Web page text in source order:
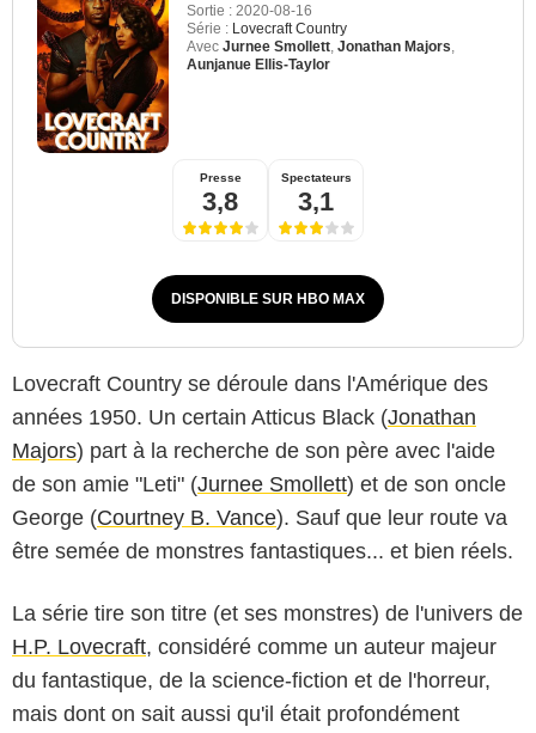
Sortie : 2020-08-16
Série : Lovecraft Country
Avec Jurnee Smollett Jonathan Majors
Aunjanue Ellis-Taylor
Presse
3,8
Spectateurs
3,1
DISPONIBLE SUR HBO MAX
Lovecraft Country se déroule dans l'Amérique des
années 1950. Un certain Atticus Black (Jonathan
Majors) part à la recherche de son père avec l'aide
de son amie "Leti" (Jurnee Smollett) et de son oncle
George (Courtney B. Vance). Sauf que leur route va
être semée de monstres fantastiques... et bien réels.
La série tire son titre (et ses monstres) de l'univers de
H.P. Lovecraft, considéré comme un auteur majeur
du fantastique, de la science-fiction et de l'horreur,
mais dont on sait aussi qu'il était profondément